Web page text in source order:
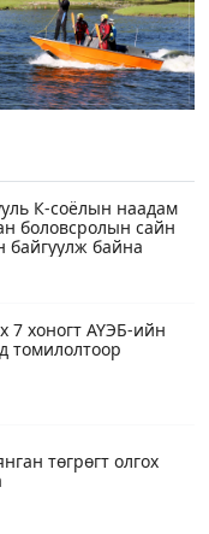
К-соёлын наадам
боловсролын сайн
байгуулж байна
7 хоногт АҮЭБ-ийн
томилолтоор
төгрөгт олгох